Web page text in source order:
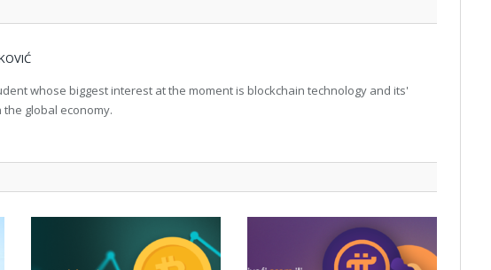
whose biggest interest at the moment is blockchain technology and its'
global economy.